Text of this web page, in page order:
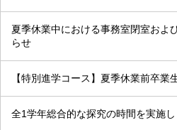
夏季休業中における事務室閉室およ
らせ
【特別進学コース】夏季休業前卒業
全1学年総合的な探究の時間を実施